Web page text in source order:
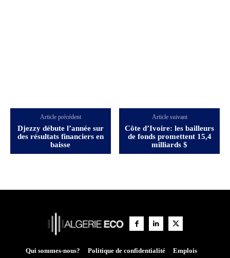
Article précédent
Djezzy débute l’année sur
des résultats financiers en
baisse
Article suivant
Côte d’Ivoire: les bailleurs
de fonds promettent 15,4
milliards $
Qui sommes-nous? Politique de confidentialité
Emplois